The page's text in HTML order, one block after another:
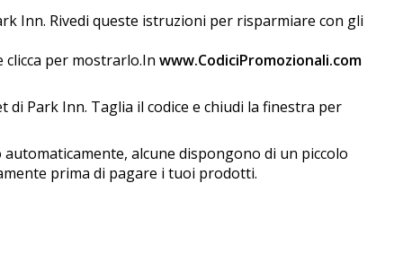
Inn. Rivedi queste istruzioni per risparmiare con gli
per mostrarlo.In www.CodiciPromozionali.com
Park Inn. Taglia il codice e chiudi la finestra per
alcune dispongono di un piccolo
prima di pagare i tuoi prodotti.